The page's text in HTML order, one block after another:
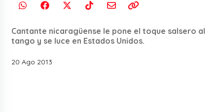
Cantante nicaragüense le pone el toque salsero al
tango y se luce en Estados Unidos.
20 Ago 2013